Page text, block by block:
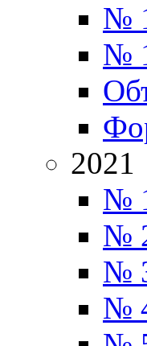
№
№
2021
№
№
№
№